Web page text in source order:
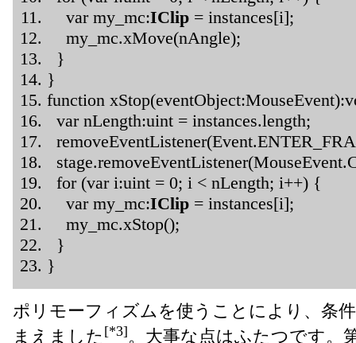
var my_mc:IClip = instances[i];
my_mc.xMove(nAngle);
}
}
function
var nLength:uint = instances.length;
for (var i:uint = 0; i < nLength; i++) {
var my_mc:IClip = instances[i];
my_mc.xStop();
}
}
ポリモーフィズムを使うことにより、条
まえました [*3]。大事な点はふたつです。